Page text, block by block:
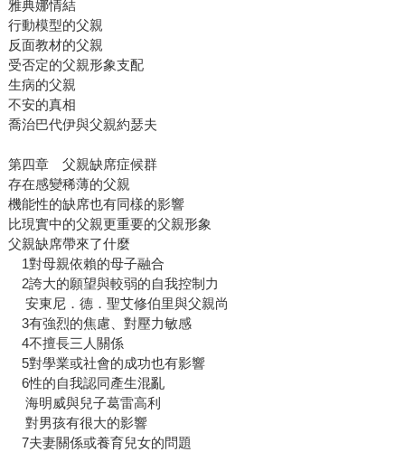
雅典娜情結
行動模型的父親
反面教材的父親
受否定的父親形象支配
生病的父親
不安的真相
喬治巴代伊與父親約瑟夫
第四章 父親缺席症候群
存在感變稀薄的父親
機能性的缺席也有同樣的影響
比現實中的父親更重要的父親形象
父親缺席帶來了什麼
1對母親依賴的母子融合
2誇大的願望與較弱的自我控制力
安東尼．德．聖艾修伯里與父親尚
3有強烈的焦慮、對壓力敏感
4不擅長三人關係
5對學業或社會的成功也有影響
6性的自我認同產生混亂
海明威與兒子葛雷高利
對男孩有很大的影響
7夫妻關係或養育兒女的問題